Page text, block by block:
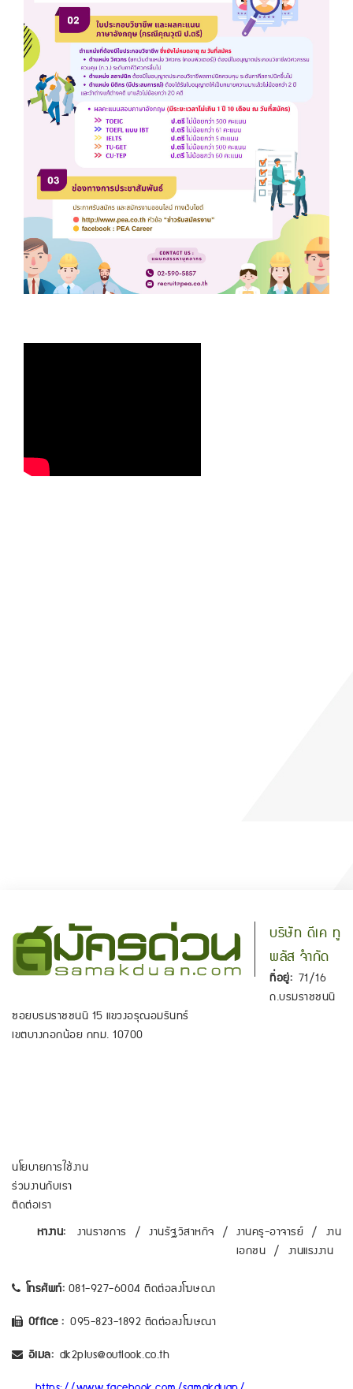
บริษัท ดีเค ทู
พลัส จำกัด
ที่อยู่: 71/16
ถ.บรมราชชนนี
ซอยบรมราชชนนี 15 แขวงอรุณอมรินทร์
เขตบางกอกน้อย กทม. 10700
นโยบายการใช้งาน
ร่วมงานกับเรา
ติดต่อเรา
หางาน:
งานราชการ / งานรัฐวิสาหกิจ / งานครู-อาจารย์ / งาน
เอกชน / งานแรงงาน
โทรศัพท์: 081-927-6004 ติดต่อลงโฆษณา
Office : 095-823-1892 ติดต่อลงโฆษณา
อีเมล: dk2plus@outlook.co.th